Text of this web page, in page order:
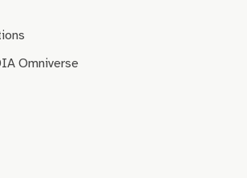
Omniverse